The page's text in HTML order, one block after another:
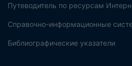
Путеводитель по ресурсам
Справочно-информационные
Библиографические указатели